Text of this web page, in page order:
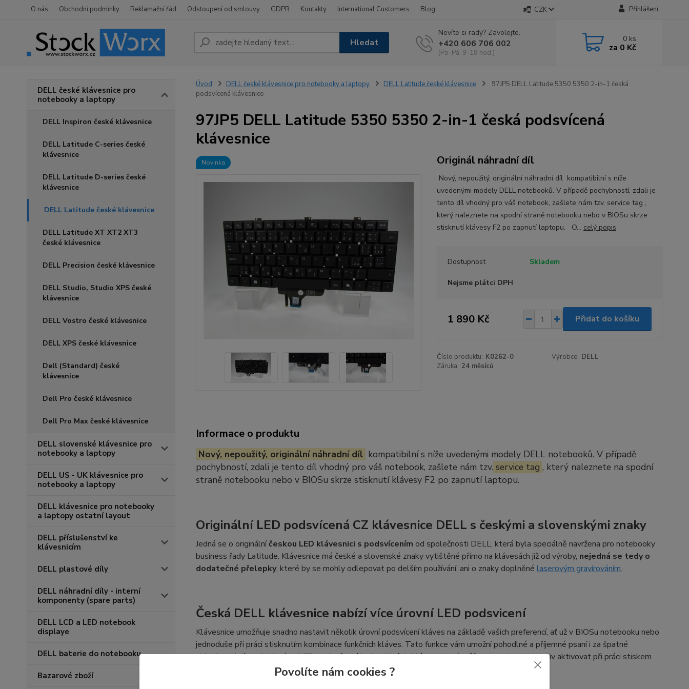
O nás Obchodní podmínky Reklamační řád Odstoupení od smlouvy GDPR Kontakty International Customers Blog CZK Přihlášení
Hledat
Nevíte si rady? Zavolejte.
+420 606 706 002
(Po-Pá, 9-18 hod.)
0 ks
za 0 Kč
DELL české klávesnice pro
notebooky a laptopy
DELL Inspiron české klávesnice
DELL Latitude C-series české
klávesnice
DELL Latitude D-series české
klávesnice
DELL Latitude české klávesnice
DELL Latitude XT XT2 XT3
české klávesnice
DELL Precision české klávesnice
DELL Studio, Studio XPS české
klávesnice
DELL Vostro české klávesnice
DELL XPS české klávesnice
Dell (Standard) české
klávesnice
Dell Pro české klávesnice
Dell Pro Max české klávesnice
DELL slovenské klávesnice pro
notebooky a laptopy
DELL US - UK klávesnice pro
notebooky a laptopy
DELL klávesnice pro notebooky
a laptopy ostatní layout
DELL příslušenství ke
klávesnicím
DELL plastové díly
DELL náhradní díly - interní
komponenty (spare parts)
DELL LCD a LED notebook
displaye
DELL baterie do notebooku
Bazarové zboží
Úvod DELL české klávesnice pro notebooky a laptopy DELL Latitude české klávesnice
97JP5 DELL Latitude 5350 5350 2-in-1 česká
podsvícená klávesnice
97JP5 DELL Latitude 5350 5350 2-in-1 česká podsvícená
klávesnice
Novinka Originál náhradní díl
Nový, nepoužitý, originální náhradní díl kompatibilní s níže
uvedenými modely DELL notebooků. V případě pochybností, zdali je
tento díl vhodný pro váš notebook, zašlete nám tzv. service tag ,
který naleznete na spodní straně notebooku nebo v BIOSu skrze
stisknutí klávesy F2 po zapnutí laptopu. O... celý popis
Dostupnost Skladem
Nejsme plátci DPH
1 890 Kč Přidat do košíku
Číslo produktu: K0262-0 Výrobce: DELL
Záruka: 24 měsíců
Informace o produktu
Nový, nepoužitý, originální náhradní díl kompatibilní s níže uvedenými modely DELL notebooků. V případě
pochybností, zdali je tento díl vhodný pro váš notebook, zašlete nám tzv. service tag , který naleznete na spodní
straně notebooku nebo v BIOSu skrze stisknutí klávesy F2 po zapnutí laptopu.
Originální LED podsvícená CZ klávesnice DELL s českými a slovenskými znaky
Jedná se o originálníčeskou LED klávesnici s podsvícením od společnosti DELL, která byla speciálně navržena pro notebooky
business řady Latitude. Klávesnice má české a slovenské znaky vytištěné přímo na klávesách již od výroby, nejedná se tedy o
dodatečné přelepky, které by se mohly odlepovat po delším používání, ani o znaky doplněné laserovým gravírováním.
Česká DELL klávesnice nabízí více úrovní LED podsvicení
Klávesnice umožňuje snadno nastavit několik úrovní podsvícení kláves na základě vašich preferencí, ať už v BIOSu notebooku nebo
jednoduše při práci stisknutím kombinace funkčních kláves. Tato funkce vám umožní pohodlné a příjemné psaní i za špatné
viditelnosti díky efektivnímuLED podsvícení jednotlivých kláves, které můžete snadno a kdykoliv aktivovat při práci stiskem
Povolíte nám cookies ?